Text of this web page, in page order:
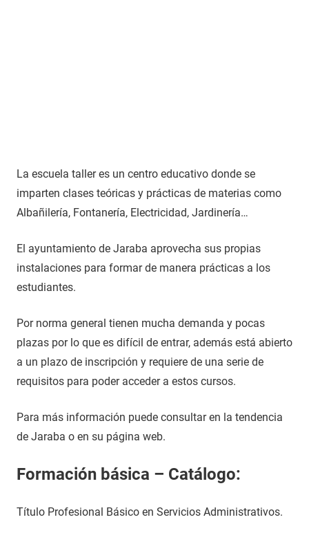
La escuela taller es un centro educativo donde se
imparten clases teóricas y prácticas de materias como
Albañilería, Fontanería, Electricidad, Jardinería…
El ayuntamiento de Jaraba aprovecha sus propias
instalaciones para formar de manera prácticas a los
estudiantes.
Por norma general tienen mucha demanda y pocas
plazas por lo que es difícil de entrar, además está abierto
a un plazo de inscripción y requiere de una serie de
requisitos para poder acceder a estos cursos.
Para más información puede consultar en la tendencia
de Jaraba o en su página web.
Formación básica – Catálogo:
Título Profesional Básico en Servicios Administrativos.